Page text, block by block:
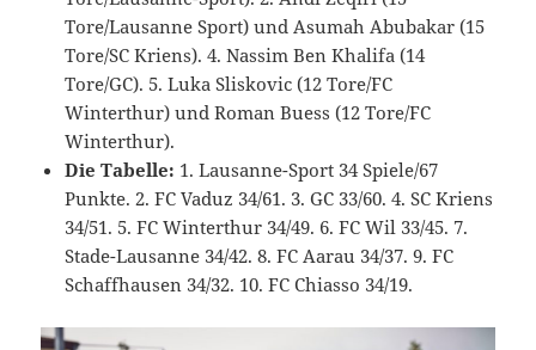
Tore/Lausanne Sport) und Asumah Abubakar (15
Tore/SC Kriens). 4. Nassim Ben Khalifa (14
Tore/GC). 5. Luka Sliskovic (12 Tore/FC
Winterthur) und Roman Buess (12 Tore/FC
Winterthur).
Die Tabelle: 1. Lausanne-Sport 34 Spiele/67
Punkte. 2. FC Vaduz 34/61. 3. GC 33/60. 4. SC Kriens
34/51. 5. FC Winterthur 34/49. 6. FC Wil 33/45. 7.
Stade-Lausanne 34/42. 8. FC Aarau 34/37. 9. FC
Schaffhausen 34/32. 10. FC Chiasso 34/19.